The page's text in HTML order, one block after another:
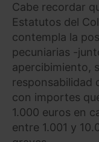
Cabe recordar
Estatutos del
contempla la
pecuniarias -
apercibimiento,
responsabilidad
con importes
1.000 euros en
entre 1.001 y